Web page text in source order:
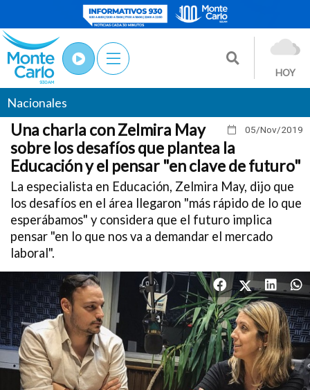
HOY
Nacionales
05/Nov/2019
Una charla con Zelmira May
sobre los desafíos que plantea la
Educación y el pensar "en clave de futuro"
La especialista en Educación, Zelmira May, dijo que
los desafíos en el área llegaron "más rápido de lo que
esperábamos" y considera que el futuro implica
pensar "en lo que nos va a demandar el mercado
laboral".